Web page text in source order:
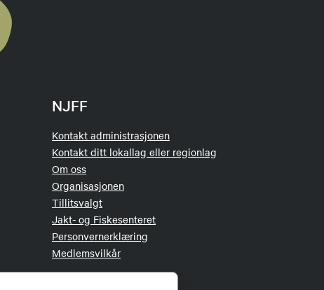
NJFF
Kontakt administrasjonen
Kontakt ditt lokallag eller regionlag
Om oss
Organisasjonen
Tillitsvalgt
Jakt- og Fiskesenteret
Personvernerklæring
Medlemsvilkår